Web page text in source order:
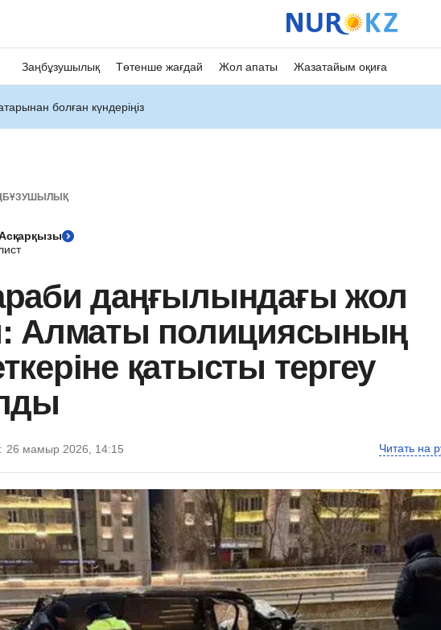
Заңбұзушылық Төтенше жағдай Жол апаты Жазатайым оқиға
болған күндеріңіз
даңғылындағы жол
Алматы полициясының
қатысты тергеу
26 мамыр 2026, 14:15 Читать на